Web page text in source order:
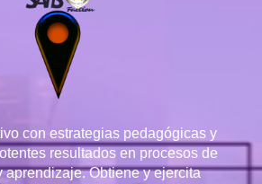
con estrategias pedagógicas y
resultados en procesos de
aprendizaje. Obtiene y ejercita